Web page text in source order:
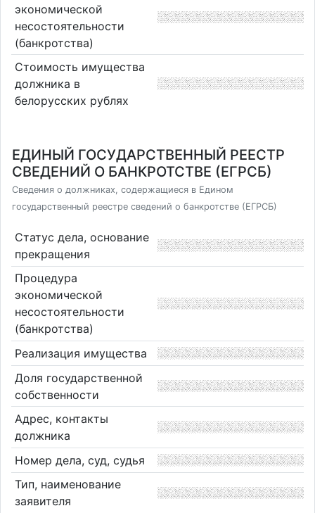
экономической
несостоятельности
(банкротства)
Стоимость имущества
должника в
белорусских рублях
ЕДИНЫЙ ГОСУДАРСТВЕННЫЙ РЕЕСТР
СВЕДЕНИЙ О БАНКРОТСТВЕ (ЕГРСБ)
Сведения о должниках, содержащиеся в Едином
государственный реестре сведений о банкротстве (ЕГРСБ)
Статус дела, основание
прекращения
Процедура
экономической
несостоятельности
(банкротства)
Реализация имущества
Доля государственной
собственности
Адрес, контакты
должника
Номер дела, суд, судья
Тип, наименование
заявителя